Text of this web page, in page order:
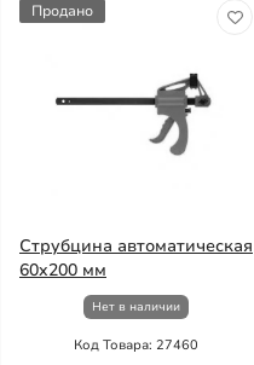
Продано
Струбцина автоматическая
60x200 мм
Нет в наличии
Код Товара: 27460